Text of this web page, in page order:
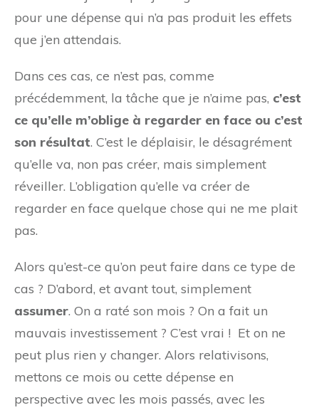
pour une dépense qui n’a pas produit les effets
que j’en attendais.
Dans ces cas, ce n’est pas, comme
précédemment, la tâche que je n’aime pas, c’est
ce qu’elle m’oblige à regarder en face ou c’est
son résultat. C’est le déplaisir, le désagrément
qu’elle va, non pas créer, mais simplement
réveiller. L’obligation qu’elle va créer de
regarder en face quelque chose qui ne me plait
pas.
Alors qu’est-ce qu’on peut faire dans ce type de
cas ? D’abord, et avant tout, simplement
assumer. On a raté son mois ? On a fait un
mauvais investissement ? C’est vrai ! Et on ne
peut plus rien y changer. Alors relativisons,
mettons ce mois ou cette dépense en
perspective avec les mois passés, avec les